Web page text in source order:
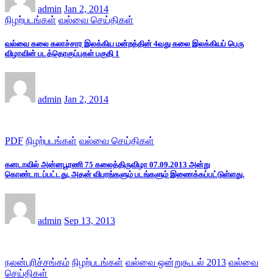
admin Jan 2, 2014
நிழற்படங்கள் வல்வை செய்திகள்
வல்வை கலை கலாச்சார இலக்கிய மன்றத்தின் 4வது கலை இலக்கியப் பெரு
விழாவின் படத்தொகுப்புகள் பகுதி 1
admin Jan 2, 2014
PDF நிழற்படங்கள் வல்வை செய்திகள்
கனடாவில் அன்னபூரணி 75 கலைத்திருவிழா 07.09.2013 அன்று
கொண்டாடப்பட்டது, அதன் விபரங்களும் படங்களும் இணைக்கப்பட்டுள்ளது.
admin Sep 13, 2013
நலன்புரிச்சங்கம் நிழற்படங்கள் வல்வை ஒன்றுகூடல் 2013 வல்வை
செய்திகள்